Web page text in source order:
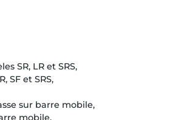
SR, LR et SRS,
SF et SRS,
sur barre mobile,
mobile,